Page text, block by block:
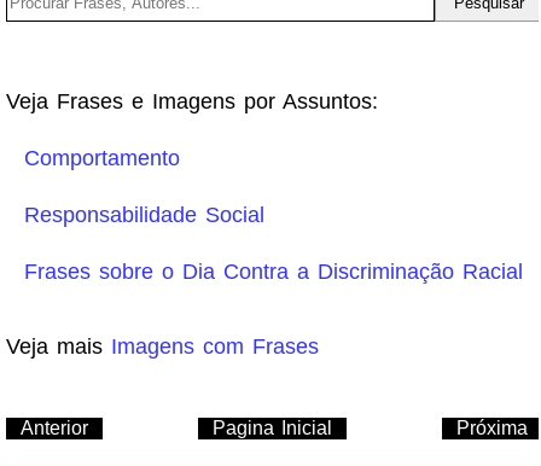
Veja Frases e Imagens por Assuntos:
Comportamento
Responsabilidade Social
Frases sobre o Dia Contra a Discriminação Racial
Veja mais Imagens com Frases
Anterior Próxima
Pagina Inicial